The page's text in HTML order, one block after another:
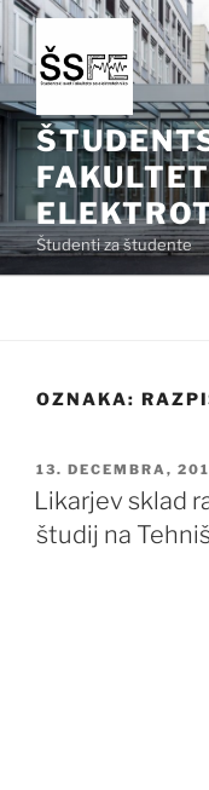
Skoči
na
vsebino
Študenti za študente
OZNAKA:
OBJAVLJENO
DNE
13. DECEMBRA,
Likarjev sklad
študij na